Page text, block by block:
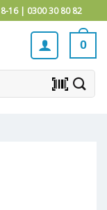
8-16 | 0300 30 80 82
0
barcode_scanner